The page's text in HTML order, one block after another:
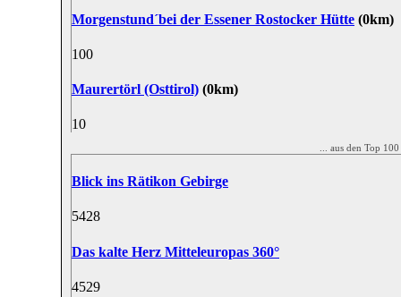
Morgenstund´bei der Essener Rostocker Hütte (0km)
100
Maurertörl (Osttirol) (0km)
10
... aus den Top
Blick ins Rätikon Gebirge
5428
Das kalte Herz Mitteleuropas 360°
4529